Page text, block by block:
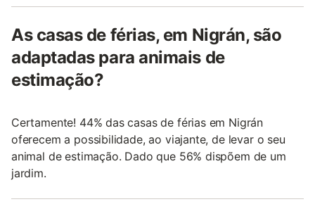
As casas de férias, em Nigrán, são
adaptadas para animais de
estimação?
Certamente! 44% das casas de férias em Nigrán
oferecem a possibilidade, ao viajante, de levar o seu
animal de estimação. Dado que 56% dispõem de um
jardim.